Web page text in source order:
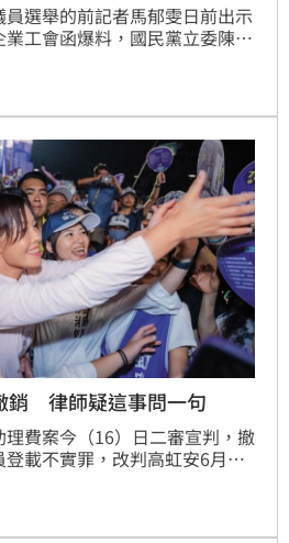
選舉的前記者馬郁雯日前出示
工會函爆料，國民黨立委陳玉
如土皇帝。今（9）日馬郁雯
要求中華電信全面清查公司人
陳又新鈴告發陳玉珍涉犯圖
陳玉珍則說「不隨之起舞」。
銷 律師疑這事問一句
費案今（16）日二審宣判，撤
載不實罪，改判高虹安6月有
除罪化】草案都還沒通過的現